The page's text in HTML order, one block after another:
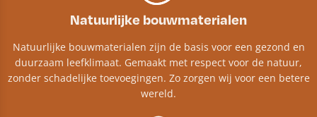
Natuurlijke bouwmaterialen
Natuurlijke bouwmaterialen zijn de basis voor een gezond en
duurzaam leefklimaat. Gemaakt met respect voor de natuur,
zonder schadelijke toevoegingen. Zo zorgen wij voor een betere
wereld.